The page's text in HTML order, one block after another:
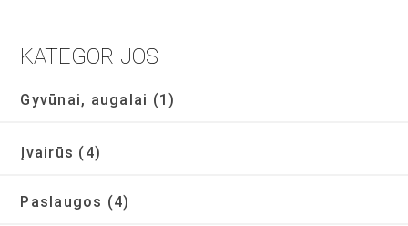
KATEGORIJOS
Gyvūnai, augalai (1)
Įvairūs (4)
Paslaugos (4)